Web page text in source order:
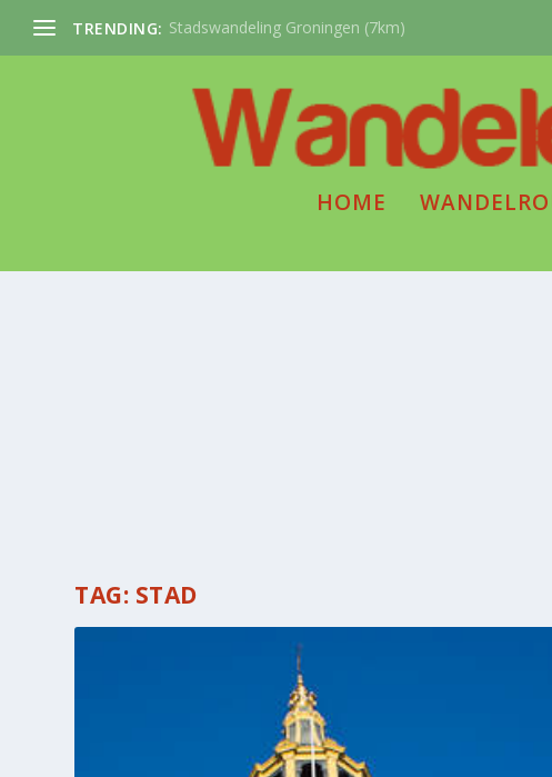
TRENDING: Stadswandeling Groningen (7km)
HOME
TAG: STAD